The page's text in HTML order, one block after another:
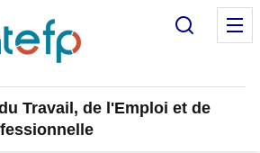
cookies
Travail, de l'Emploi et de